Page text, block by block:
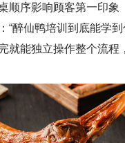
序影响顾客第一印象
仙鸭培训到底能学到
独立操作整个流程